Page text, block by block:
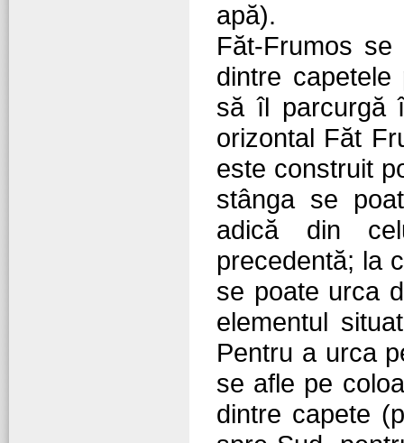
apă).
Făt-Frumos
dintre
să îl parcurgă
orizontal Făt
este construit
stânga se
adică din
precedentă; la
se poate urca
elementul
Pentru a urca
se afle pe
dintre capete